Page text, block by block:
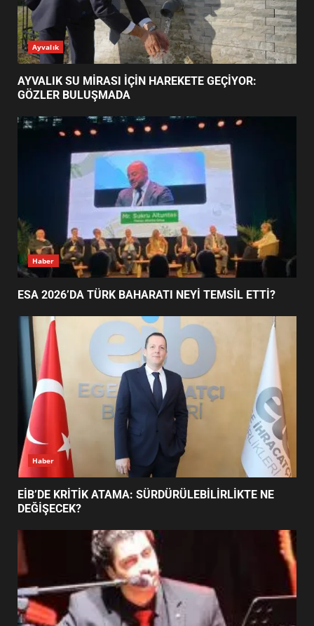
2
ESA 2026’DA TÜRK BAHARATI
NEYİ TEMSİL ETTİ?
EİB’DE KRİTİK ATAMA:
SÜRDÜRÜLEBİLİRLİKTE NE
DEĞİŞECEK?
4
EDREMİT’İN GURURU TÜRKİYE
FİNALİNDE NE BAŞARDI?
5
UZATILDI: NE DEĞİŞTİ?
6
BURHANİYE SATRANÇ
TURNUVASI KAYITLARI NEYİ
DEĞİŞTİRİYOR?
BURHANİYE BELEDİYESPOR’DA
YENİ YÖNETİM NASIL
Ayvalık
AYVALIK SU MİRASI İÇİN HAREKETE GEÇİYOR:
GÖZLER BULUŞMADA
Haber
ESA 2026’DA TÜRK BAHARATI NEYİ TEMSİL ETTİ?
Haber
EİB’DE KRİTİK ATAMA: SÜRDÜRÜLEBİLİRLİKTE NE
DEĞİŞECEK?